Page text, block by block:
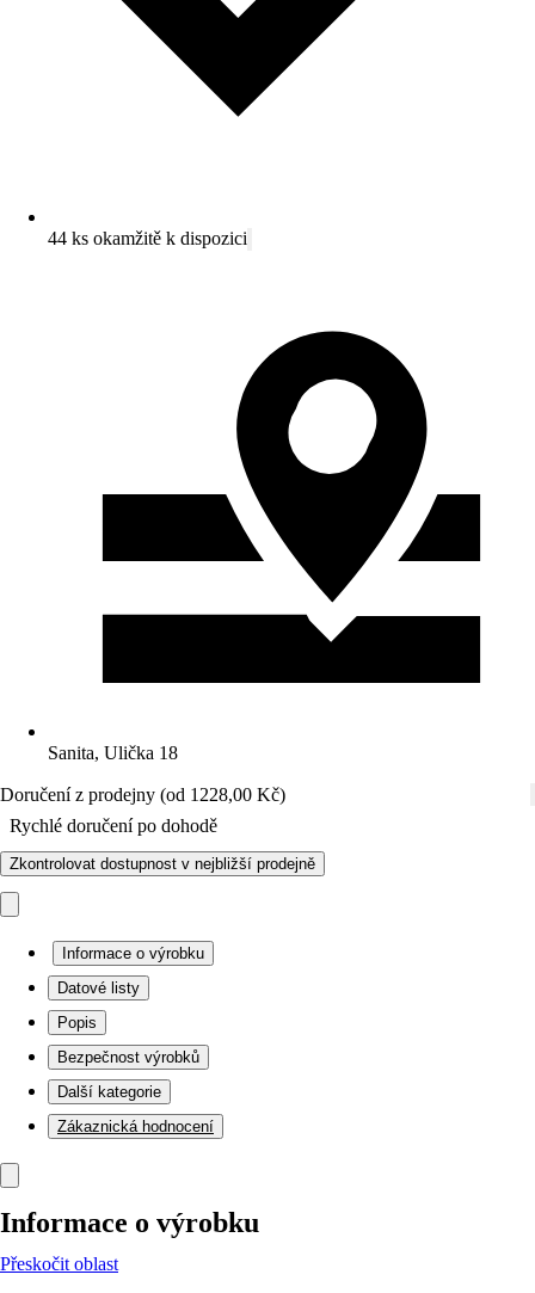
44 ks okamžitě k dispozici
Sanita, Ulička 18
Doručení z prodejny (od 1228,00 Kč)
Rychlé doručení po dohodě
Zkontrolovat dostupnost v nejbližší prodejně
Informace o výrobku
Datové listy
Popis
Bezpečnost výrobků
Další kategorie
Zákaznická hodnocení
Informace o výrobku
Přeskočit oblast